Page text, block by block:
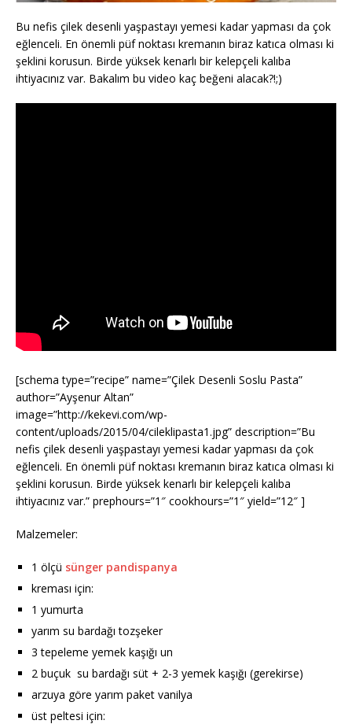
Bu nefis çilek desenli yaşpastayı yemesi kadar yapması da çok
eğlenceli. En önemli püf noktası kremanın biraz katıca olması ki
şeklini korusun. Birde yüksek kenarlı bir kelepçeli kalıba
ihtiyacınız var. Bakalım bu video kaç beğeni alacak?!;)
[schema type=”recipe” name=”Çilek Desenli Soslu Pasta”
author=”Ayşenur Altan”
image=”http://kekevi.com/wp-
content/uploads/2015/04/cileklipasta1.jpg” description=”Bu
nefis çilek desenli yaşpastayı yemesi kadar yapması da çok
eğlenceli. En önemli püf noktası kremanın biraz katıca olması ki
şeklini korusun. Birde yüksek kenarlı bir kelepçeli kalıba
ihtiyacınız var.” prephours=”1″ cookhours=”1″ yield=”12″ ]
Malzemeler:
1 ölçü sünger pandispanya
kreması için:
1 yumurta
yarım su bardağı tozşeker
3 tepeleme yemek kaşığı un
2 buçuk su bardağı süt + 2-3 yemek kaşığı (gerekirse)
arzuya göre yarım paket vanilya
üst peltesi için: